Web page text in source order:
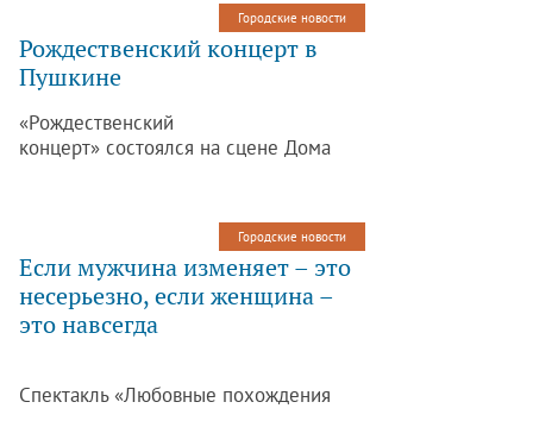
встречи будет проводиться запись на
автобусную экскурсию в Музей
обороны и блокады Ленинграда,
года. Все меропрития центра
абсолютно бесплатные.
Городские новости
Рождественский концерт в
Пушкине
«Рождественский
концерт» состоялся на сцене Дома
Городские новости
Если мужчина изменяет – это
несерьезно, если женщина –
это навсегда
Cпектакль «Любовные похождения